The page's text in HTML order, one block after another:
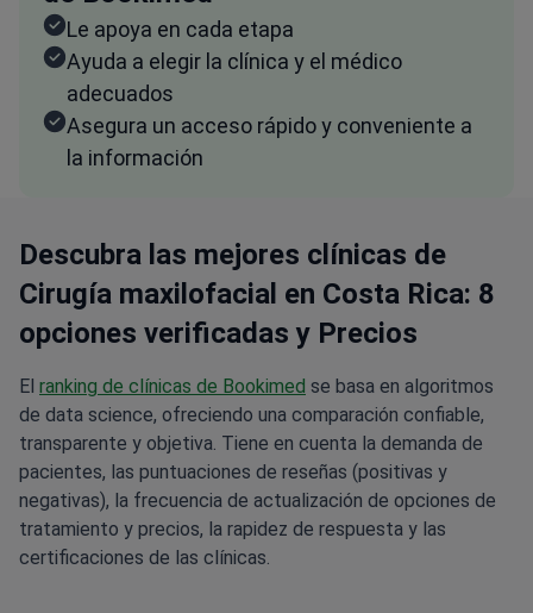
Le apoya en cada etapa
Ayuda a elegir la clínica y el médico
adecuados
Asegura un acceso rápido y conveniente a
la información
Descubra las mejores clínicas de
Cirugía maxilofacial en Costa Rica: 8
opciones verificadas y Precios
El ranking de clínicas de Bookimed se basa en algoritmos
de data science, ofreciendo una comparación confiable,
transparente y objetiva. Tiene en cuenta la demanda de
pacientes, las puntuaciones de reseñas (positivas y
negativas), la frecuencia de actualización de opciones de
tratamiento y precios, la rapidez de respuesta y las
certificaciones de las clínicas.